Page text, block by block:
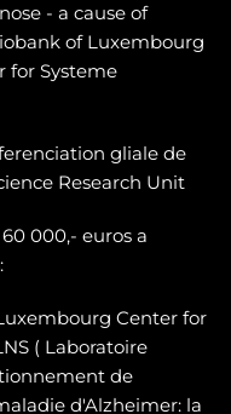
- a cause of
of Luxembourg
for Systeme
gliale de
Research Unit
000,- euros a
Center for
( Laboratoire
de
d'Alzheimer: la